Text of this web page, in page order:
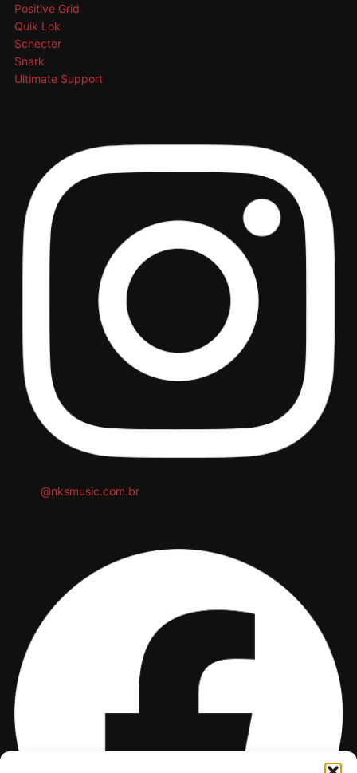
Positive Grid
Quik Lok
Schecter
Snark
Ultimate Support
@nksmusic.com.br